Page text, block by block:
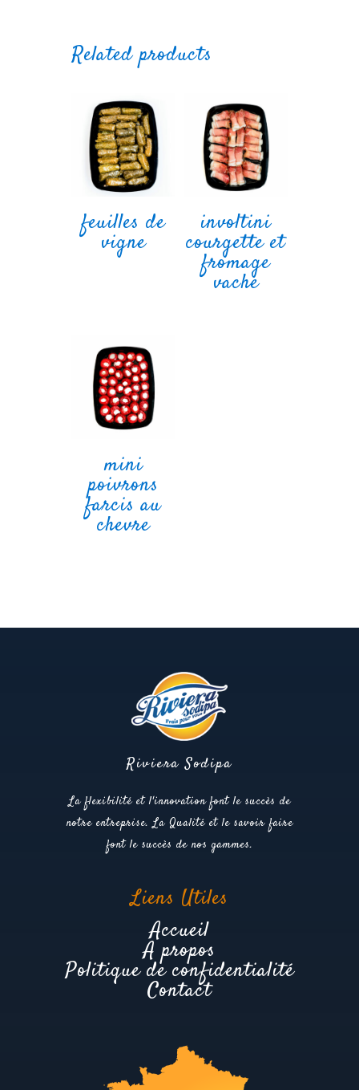
Related products
feuilles de
vigne
involtini
courgette et
fromage
vache
mini
poivrons
farcis au
chevre
Riviera Sodipa
La flexibilité et l'innovation font le succès de
notre entreprise. La Qualité et le savoir faire
font le succès de nos gammes.
Liens Utiles
Accueil
A propos
Politique de confidentialité
Contact